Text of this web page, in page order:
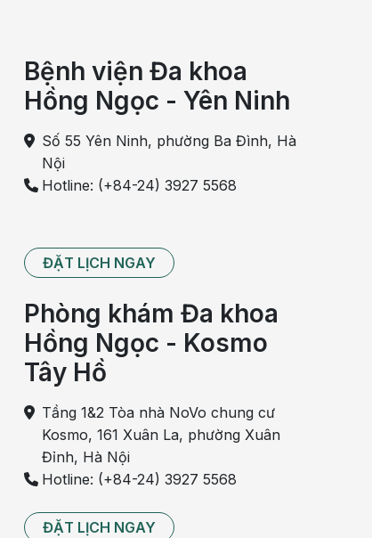
Bệnh viện Đa khoa
Hồng Ngọc - Yên Ninh
Số 55 Yên Ninh, phường Ba Đình, Hà
Nội
Hotline: (+84-24) 3927 5568
ĐẶT LỊCH NGAY
Phòng khám Đa khoa
Hồng Ngọc - Kosmo
Tây Hồ
Tầng 1&2 Tòa nhà NoVo chung cư
Kosmo, 161 Xuân La, phường Xuân
Đỉnh, Hà Nội
Hotline: (+84-24) 3927 5568
ĐẶT LỊCH NGAY